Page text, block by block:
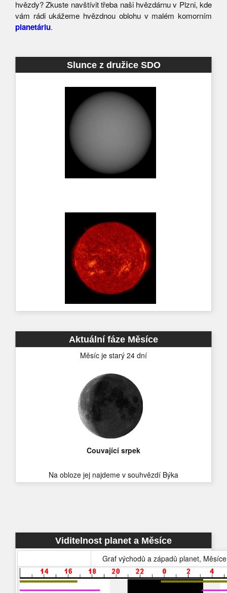
hvězdy? Zkuste navštívit třeba naši hvězdárnu v Plzni, kde
vám rádi ukážeme hvězdnou oblohu v malém komorním
planetáriu.
Slunce z družice SDO
Aktuální fáze Měsíce
Měsíc je starý 24 dní
Couvající srpek
Na obloze jej najdeme v souhvězdí Býka
Viditelnost planet a Měsíce
Graf východů a západů planet, Měsíce